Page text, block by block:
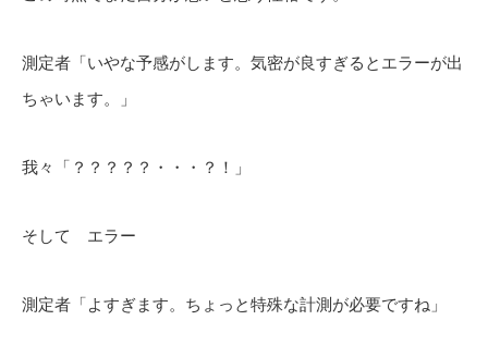
測定者「いやな予感がします。気密が良すぎるとエラーが出
ちゃいます。」
我々「？？？？？・・・？！」
そして エラー
測定者「よすぎます。ちょっと特殊な計測が必要ですね」